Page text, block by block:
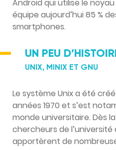
Android qui utilise le noyau
équipe aujourd’hui 85 %
smartphones.
UN PEU
UNIX, MINIX ET GNU
Le système Unix a été
années 1970 et s’est
monde universitaire. Dès
chercheurs de l’université
apportèrent de